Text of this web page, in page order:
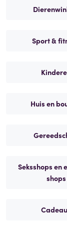
Sport &
Huis en
Seksshops en
shops